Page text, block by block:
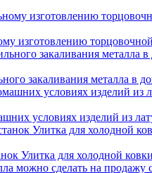
изготовлению
закаливания металла в
условиях изделий из
Улитка для холодной